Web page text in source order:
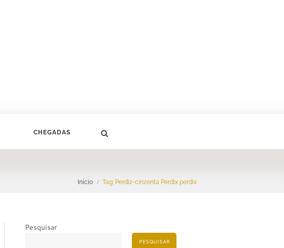
CHEGADAS
Início Tag: Perdiz-cinzenta Perdix perdix
Pesquisar
PESQUISAR